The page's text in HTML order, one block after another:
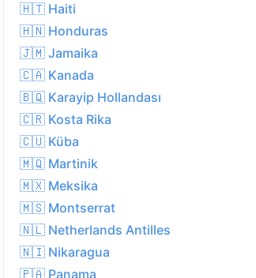
27.8°C
27.1°C
26.6°C
80%
41.8 kph
12.8 mm
6.0
🇭🇹 Haiti
🇭🇳 Honduras
🇯🇲 Jamaika
🇨🇦 Kanada
🇧🇶 Karayip Hollandası
🇨🇷 Kosta Rika
🇨🇺 Küba
🇲🇶 Martinik
🇲🇽 Meksika
🇲🇸 Montserrat
🇳🇱 Netherlands Antilles
🇳🇮 Nikaragua
🇵🇦 Panama